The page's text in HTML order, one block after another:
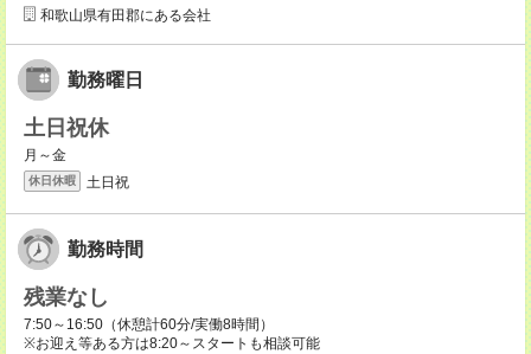
和歌山県有田郡にある会社
勤務曜日
土日祝休
月～金
休日休暇 土日祝
勤務時間
残業なし
7:50～16:50（休憩計60分/実働8時間）
※お迎え等ある方は8:20～スタートも相談可能